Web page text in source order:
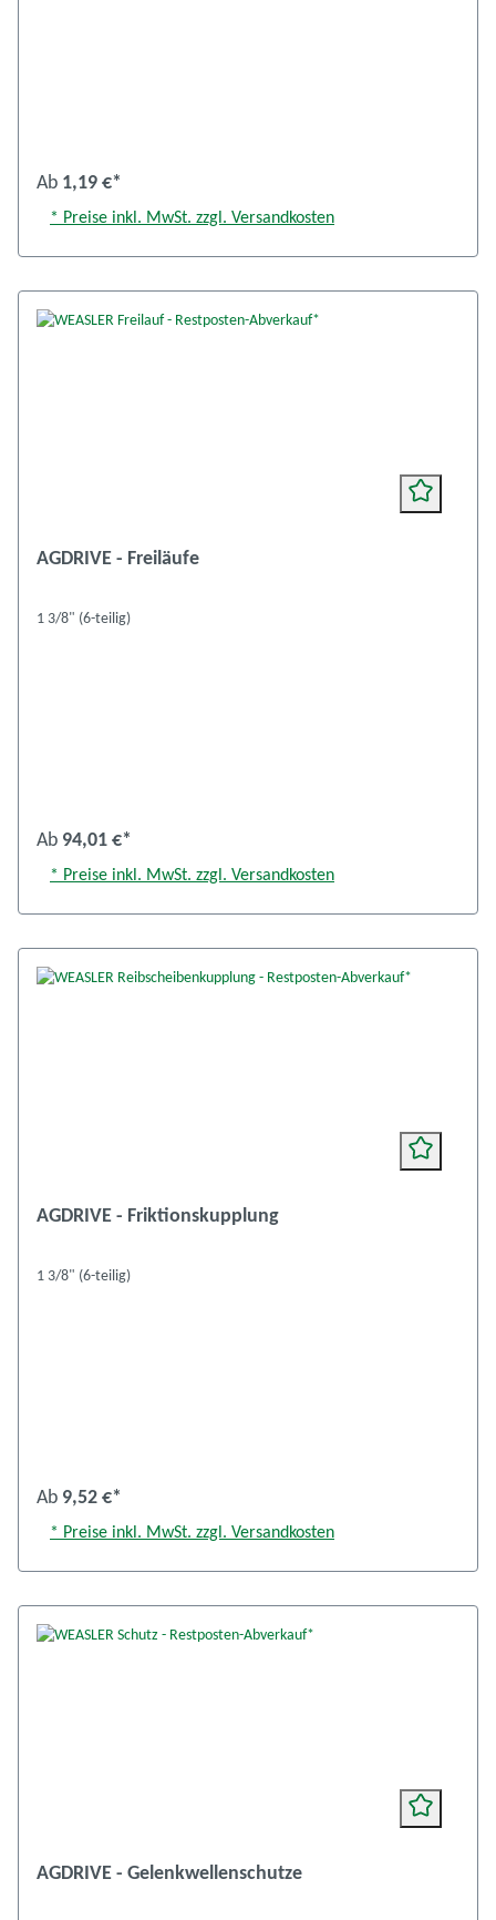
Ab 1,19 €*
* Preise inkl. MwSt. zzgl. Versandkosten
AGDRIVE - Freiläufe
1 3/8" (6-teilig)
Ab 94,01 €*
* Preise inkl. MwSt. zzgl. Versandkosten
AGDRIVE - Friktionskupplung
1 3/8" (6-teilig)
Ab 9,52 €*
* Preise inkl. MwSt. zzgl. Versandkosten
AGDRIVE - Gelenkwellenschutze